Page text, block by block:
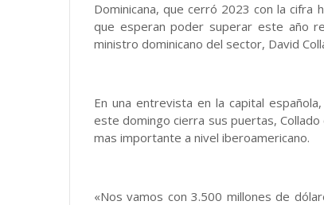
Dominicana, que cerró 2023 con la
que esperan poder superar este año
ministro dominicano del sector, David
En una entrevista en la capital
este domingo cierra sus puertas,
mas importante a nivel iberoamericano.
«Nos vamos con 3.500 millones de